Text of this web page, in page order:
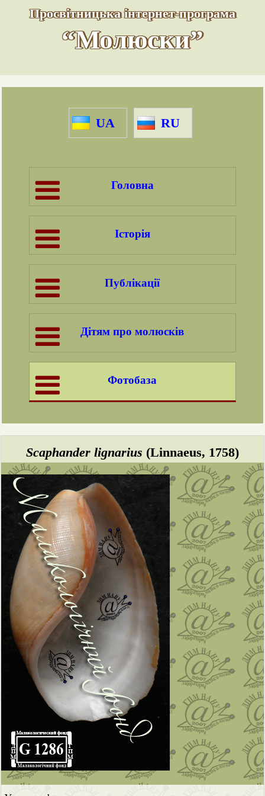
Просвітницька інтернет-програма
“Молюски”
UA RU
Головна
Історія
Публікації
Дітям про молюсків
Фотобаза
Scaphander lignarius (Linnaeus, 1758)